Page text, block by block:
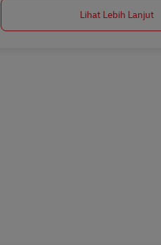
Lihat Lebih Lanjut